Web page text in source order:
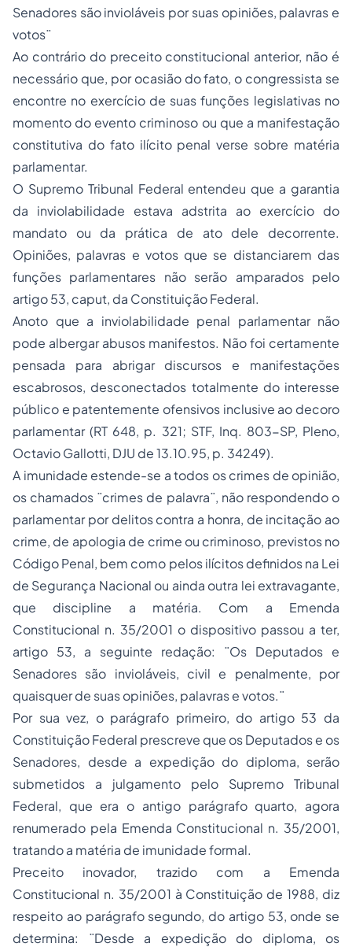
Senadores são invioláveis por suas opiniões, palavras e
votos¨
Ao contrário do preceito constitucional anterior, não é
necessário que, por ocasião do fato, o congressista se
encontre no exercício de suas funções legislativas no
momento do evento criminoso ou que a manifestação
constitutiva do fato ilícito penal verse sobre matéria
parlamentar.
O Supremo Tribunal Federal entendeu que a garantia
da inviolabilidade estava adstrita ao exercício do
mandato ou da prática de ato dele decorrente.
Opiniões, palavras e votos que se distanciarem das
funções parlamentares não serão amparados pelo
artigo 53, caput, da Constituição Federal.
Anoto que a inviolabilidade penal parlamentar não
pode albergar abusos manifestos. Não foi certamente
pensada para abrigar discursos e manifestações
escabrosos, desconectados totalmente do interesse
público e patentemente ofensivos inclusive ao decoro
parlamentar (RT 648, p. 321; STF, Inq. 803-SP, Pleno,
Octavio Gallotti, DJU de 13.10.95, p. 34249).
A imunidade estende-se a todos os crimes de opinião,
os chamados ¨crimes de palavra¨, não respondendo o
parlamentar por delitos contra a honra, de incitação ao
crime, de apologia de crime ou criminoso, previstos no
Código Penal, bem como pelos ilícitos definidos na Lei
de Segurança Nacional ou ainda outra lei extravagante,
que discipline a matéria. Com a Emenda
Constitucional n. 35/2001 o dispositivo passou a ter,
artigo 53, a seguinte redação: ¨Os Deputados e
Senadores são invioláveis, civil e penalmente, por
quaisquer de suas opiniões, palavras e votos.¨
Por sua vez, o parágrafo primeiro, do artigo 53 da
Constituição Federal prescreve que os Deputados e os
Senadores, desde a expedição do diploma, serão
submetidos a julgamento pelo Supremo Tribunal
Federal, que era o antigo parágrafo quarto, agora
renumerado pela Emenda Constitucional n. 35/2001,
tratando a matéria de imunidade formal.
Preceito inovador, trazido com a Emenda
Constitucional n. 35/2001 à Constituição de 1988, diz
respeito ao parágrafo segundo, do artigo 53, onde se
determina: ¨Desde a expedição do diploma, os